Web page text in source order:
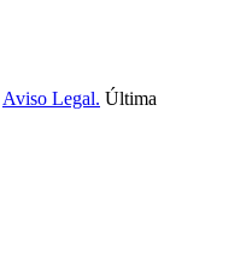
Aviso Legal. Última